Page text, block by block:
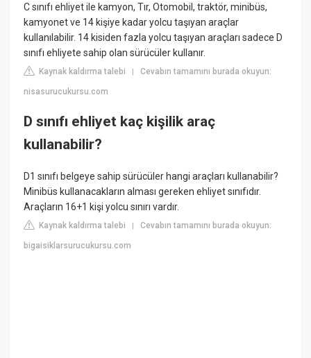
C sınıfı ehliyet ile kamyon, Tır, Otomobil, traktör, minibüs,
kamyonet ve 14 kişiye kadar yolcu taşıyan araçlar
kullanılabilir. 14 kisiden fazla yolcu taşıyan araçları sadece D
sınıfı ehliyete sahip olan sürücüler kullanır.
Kaynak kaldırma talebi |Cevabın tamamını burada okuyun:
nisasurucukursu.com
D sınıfı ehliyet kaç kişilik araç
kullanabilir?
D1 sınıfı belgeye sahip sürücüler hangi araçları kullanabilir?
Minibüs kullanacakların alması gereken ehliyet sınıfıdır.
Araçların 16+1 kişi yolcu sınırı vardır.
Kaynak kaldırma talebi |Cevabın tamamını burada okuyun:
bigaisiklarsurucukursu.com